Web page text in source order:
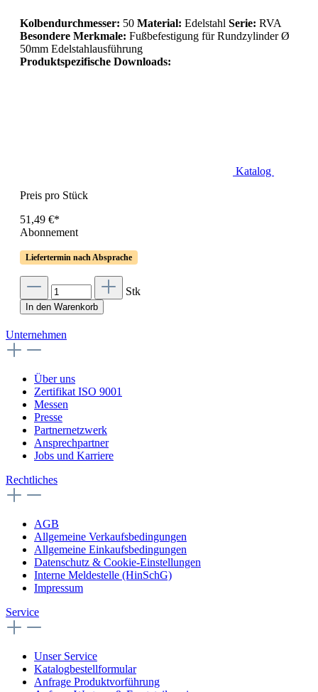
Kolbendurchmesser: 50 Material: Edelstahl Serie: RVA
Besondere Merkmale: Fußbefestigung für Rundzylinder Ø
50mm Edelstahlausführung
Produktspezifische Downloads:
Katalog
Preis pro Stück
51,49 €*
Abonnement
Liefertermin nach Absprache
Stk
In den Warenkorb
Unternehmen
Über uns
Zertifikat ISO 9001
Messen
Presse
Partnernetzwerk
Ansprechpartner
Jobs und Karriere
Rechtliches
AGB
Allgemeine Verkaufsbedingungen
Allgemeine Einkaufsbedingungen
Datenschutz & Cookie-Einstellungen
Interne Meldestelle (HinSchG)
Impressum
Service
Unser Service
Katalogbestellformular
Anfrage Produktvorführung